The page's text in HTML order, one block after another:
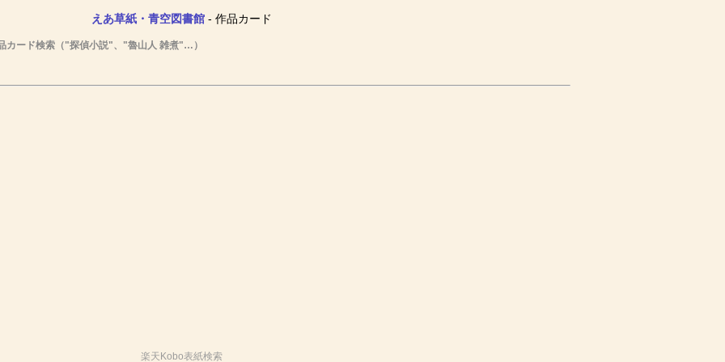
えあ草紙・青空図書館- 作品カード
カード検索（"探偵小説"、"魯山人 雑煮"…）
楽天Kobo表紙検索